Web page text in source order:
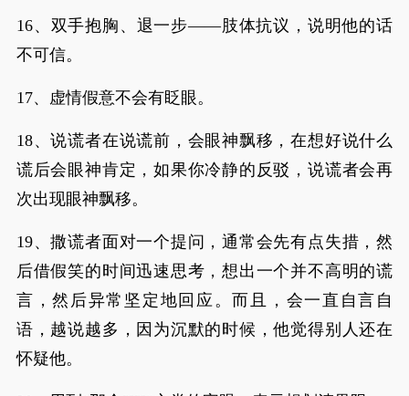
16、双手抱胸、退一步——肢体抗议，说明他的话
不可信。
17、虚情假意不会有眨眼。
18、说谎者在说谎前，会眼神飘移，在想好说什么
谎后会眼神肯定，如果你冷静的反驳，说谎者会再
次出现眼神飘移。
19、撒谎者面对一个提问，通常会先有点失措，然
后借假笑的时间迅速思考，想出一个并不高明的谎
言，然后异常坚定地回应。而且，会一直自言自
语，越说越多，因为沉默的时候，他觉得别人还在
怀疑他。